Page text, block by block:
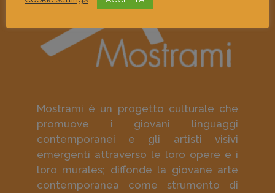
Mostrami è un progetto culturale che
promuove i giovani linguaggi
contemporanei e gli artisti visivi
emergenti attraverso le loro opere e i
loro murales; diffonde la giovane arte
contemporanea come strumento di